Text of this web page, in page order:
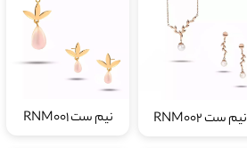
نیم ست RNM002 نیم ست RNM001